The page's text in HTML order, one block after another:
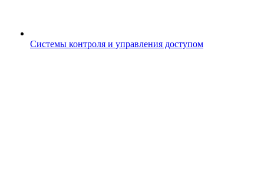
Системы контроля и управления доступом